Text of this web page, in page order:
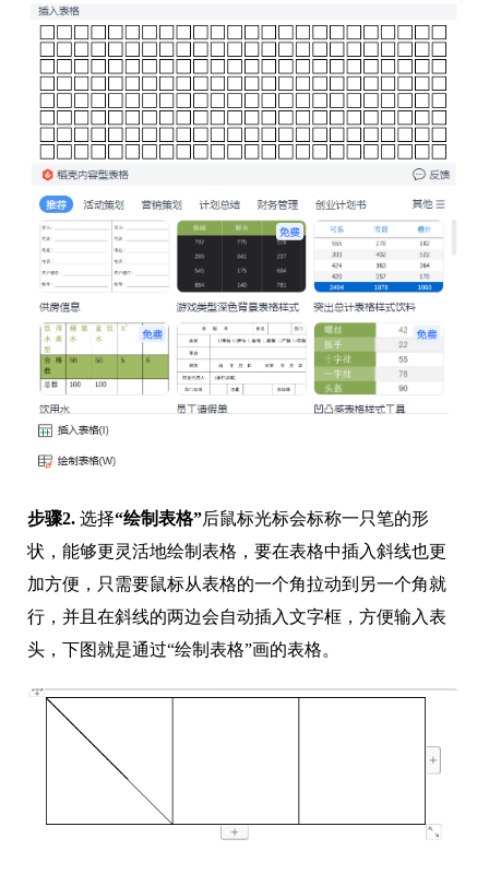
步骤2. 选择“绘制表格”后鼠标光标会标称一只笔的形
状，能够更灵活地绘制表格，要在表格中插入斜线也更
加方便，只需要鼠标从表格的一个角拉动到另一个角就
行，并且在斜线的两边会自动插入文字框，方便输入表
头，下图就是通过“绘制表格”画的表格。